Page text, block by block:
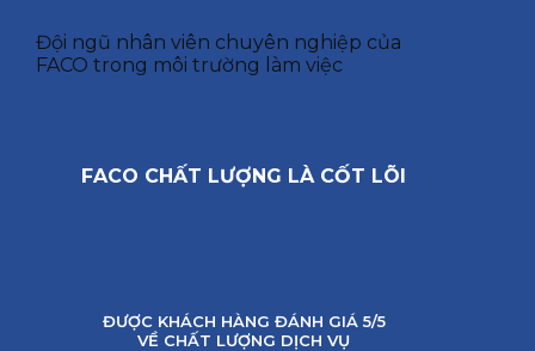
Đội ngũ nhân viên chuyên nghiệp của
FACO trong môi trường làm việc
FACO CHẤT LƯỢNG LÀ CỐT LÕI
ĐƯỢC KHÁCH HÀNG ĐÁNH GIÁ 5/5
VỀ CHẤT LƯỢNG DỊCH VỤ